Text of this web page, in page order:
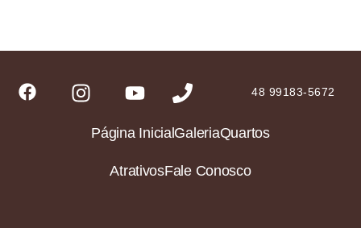
48 99183-5672
Página Inicial GaleriaQuartos
AtrativosFale Conosco